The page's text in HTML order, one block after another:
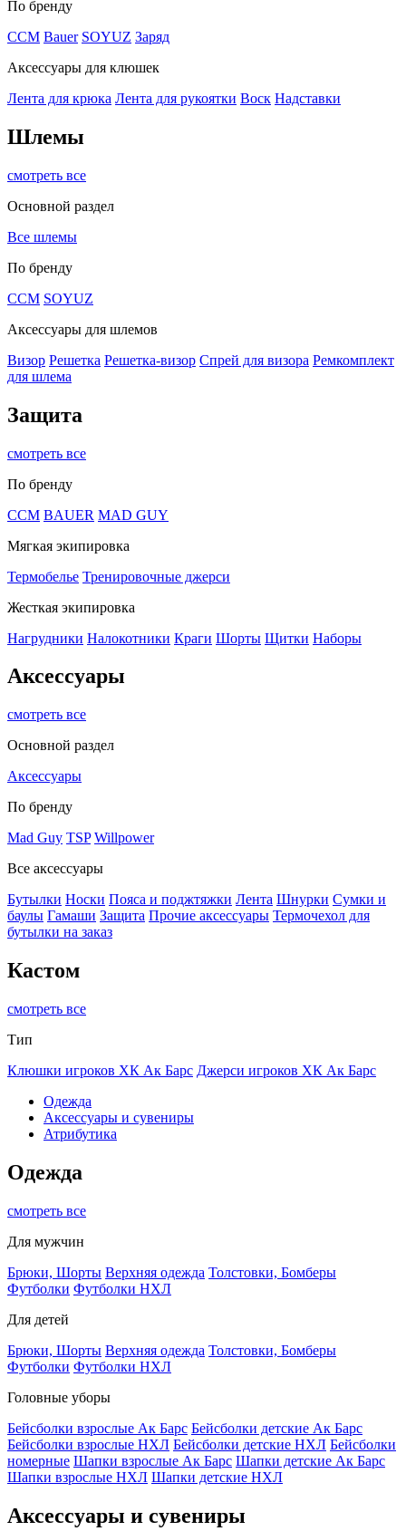
По бренду
CCM Bauer SOYUZ Заряд
Аксессуары для клюшек
Лента для крюка Лента для рукоятки Воск Надставки
Шлемы
смотреть все
Основной раздел
Все шлемы
По бренду
CCM SOYUZ
Аксессуары для шлемов
Визор Решетка Решетка-визор Спрей для визора Ремкомплект
для шлема
Защита
смотреть все
По бренду
CCM BAUER MAD GUY
Мягкая экипировка
Термобелье Тренировочные джерси
Жесткая экипировка
Нагрудники Налокотники Краги Шорты Щитки Наборы
Аксессуары
смотреть все
Основной раздел
Аксессуары
По бренду
Mad Guy TSP Willpower
Все аксессуары
Бутылки Носки Пояса и поджтяжки Лента Шнурки Сумки и
баулы Гамаши Защита Прочие аксессуары Термочехол для
бутылки на заказ
Кастом
смотреть все
Тип
Клюшки игроков ХК Ак Барс Джерси игроков ХК Ак Барс
Одежда
Аксессуары и сувениры
Атрибутика
Одежда
смотреть все
Для мужчин
Брюки, Шорты Верхняя одежда Толстовки, Бомберы
Футболки Футболки НХЛ
Для детей
Брюки, Шорты Верхняя одежда Толстовки, Бомберы
Футболки Футболки НХЛ
Головные уборы
Бейсболки взрослые Ак Барс Бейсболки детские Ак Барс
Бейсболки взрослые НХЛ Бейсболки детские НХЛ Бейсболки
номерные Шапки взрослые Ак Барс Шапки детские Ак Барс
Шапки взрослые НХЛ Шапки детские НХЛ
Аксессуары и сувениры